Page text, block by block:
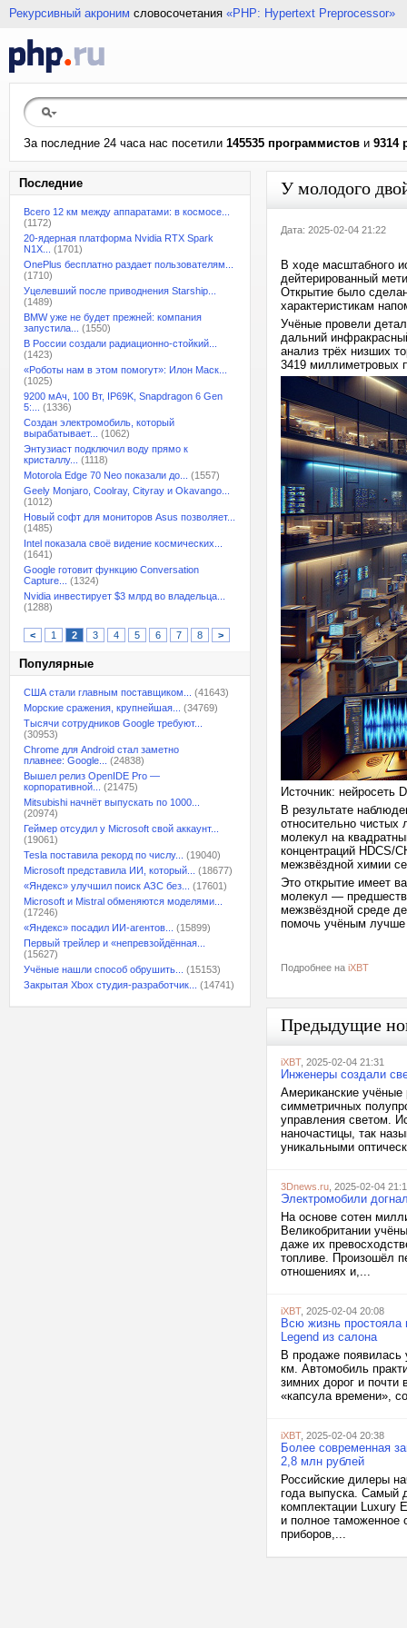
Рекурсивный акроним словосочетания «PHP: Hypertext Preprocessor»
За последние 24 часа нас посетили 145535 программистов и 9314
Последние
Всего 12 км между аппаратами: в космосе...
(1172)
20-ядерная платформа Nvidia RTX Spark
N1X...
(1701)
OnePlus бесплатно раздает пользователям...
(1710)
Уцелевший после приводнения Starship...
(1489)
BMW уже не будет прежней: компания
запустила...
(1550)
В России создали радиационно-стойкий...
(1423)
«Роботы нам в этом помогут»: Илон Маск...
(1025)
9200 мАч, 100 Вт, IP69K, Snapdragon 6 Gen
5:...
(1336)
Создан электромобиль, который
вырабатывает...
(1062)
Энтузиаст подключил воду прямо к
кристаллу...
(1118)
Motorola Edge 70 Neo показали до...
(1557)
Geely Monjaro, Coolray, Cityray и Okavango...
(1012)
Новый софт для мониторов Asus позволяет...
(1485)
Intel показала своё видение космических...
(1641)
Google готовит функцию Conversation
Capture...
(1324)
Nvidia инвестирует $3 млрд во владельца...
(1288)
< 1 2 3 4 5 6 7 8 >
Популярные
США стали главным поставщиком...
(41643)
Морские сражения, крупнейшая...
(34769)
Тысячи сотрудников Google требуют...
(30953)
Chrome для Android стал заметно
плавнее: Google...
(24838)
Вышел релиз OpenIDE Pro —
корпоративной...
(21475)
Mitsubishi начнёт выпускать по 1000...
(20974)
Геймер отсудил у Microsoft свой аккаунт...
(19061)
Tesla поставила рекорд по числу...
(19040)
Microsoft представила ИИ, который...
(18677)
«Яндекс» улучшил поиск АЗС без...
(17601)
Microsoft и Mistral обменяются моделями...
(17246)
«Яндекс» посадил ИИ-агентов...
(15899)
Первый трейлер и «непревзойдённая...
(15627)
Учёные нашли способ обрушить...
(15153)
Закрытая Xbox студия-разработчик...
(14741)
У молодого
Дата: 2025-02-04 21:22
В ходе масштабного
дейтерированный
Открытие было
характеристикам
Учёные провели
дальний
анализ трёх низших
3419 миллиметровых
Источник: нейросеть
В результате
относительно чистых
молекул на
концентраций HDCS/
межзвёздной химии
Это открытие имеет
молекул —
межзвёздной среде
помочь учёным лучше
Подробнее на iXBT
Предыдущие
iXBT, 2025-02-04 21:31
Инженеры создали
Американские учёные
симметричных
управления светом.
наночастицы, так
уникальными
3Dnews.ru , 2025-02-04
Электромобили
На основе сотен
Великобритании
даже их
топливе. Произошёл
отношениях и,...
iXBT, 2025-02-04 20:08
Всю жизнь
Legend из салона
В продаже появилась
км. Автомобиль
зимних дорог и почти
«капсула времени»,
iXBT, 2025-02-04 20:38
Более современная
2,8 млн рублей
Российские дилеры
года выпуска. Самый
комплектации Luxury
и полное
приборов,...